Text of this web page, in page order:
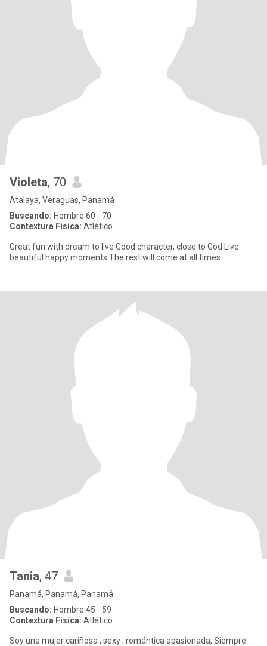
Violeta, 70
Atalaya, Veraguas, Panamá
Buscando: Hombre 60 - 70
Contextura Física: Atlético
Great fun with dream to live Good character, close to God Live
beautiful happy moments The rest will come at all times
Tania, 47
Panamá, Panamá, Panamá
Buscando: Hombre 45 - 59
Contextura Física: Atlético
Soy una mujer cariñosa , sexy , romántica apasionada, Siempre